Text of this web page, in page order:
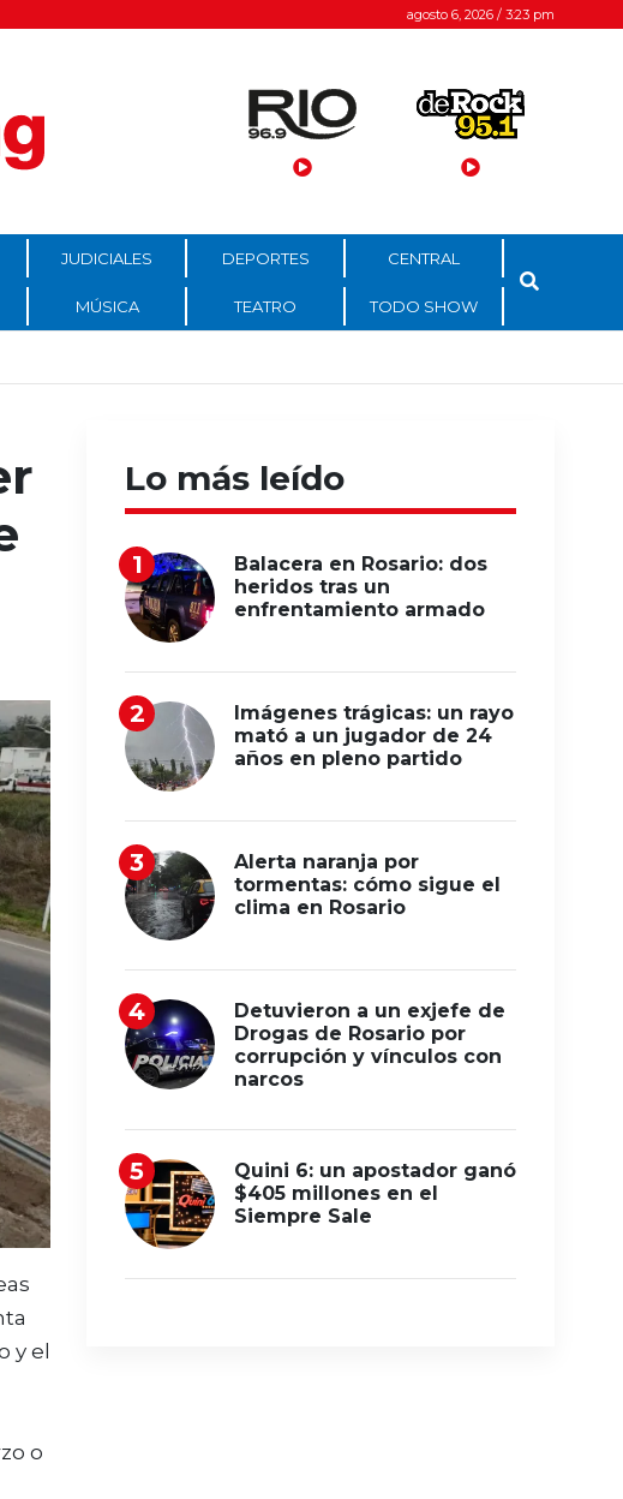
agosto 6, 2026 / 3:23 pm
JUDICIALES DEPORTES CENTRAL
MÚSICA TEATRO TODO SHOW
y el
o
Lo más leído
Balacera en Rosario: dos
heridos tras un
enfrentamiento armado
Imágenes trágicas: un rayo
mató a un jugador de 24
años en pleno partido
Alerta naranja por
tormentas: cómo sigue el
clima en Rosario
Detuvieron a un exjefe de
Drogas de Rosario por
corrupción y vínculos con
narcos
Quini 6: un apostador ganó
$405 millones en el
Siempre Sale